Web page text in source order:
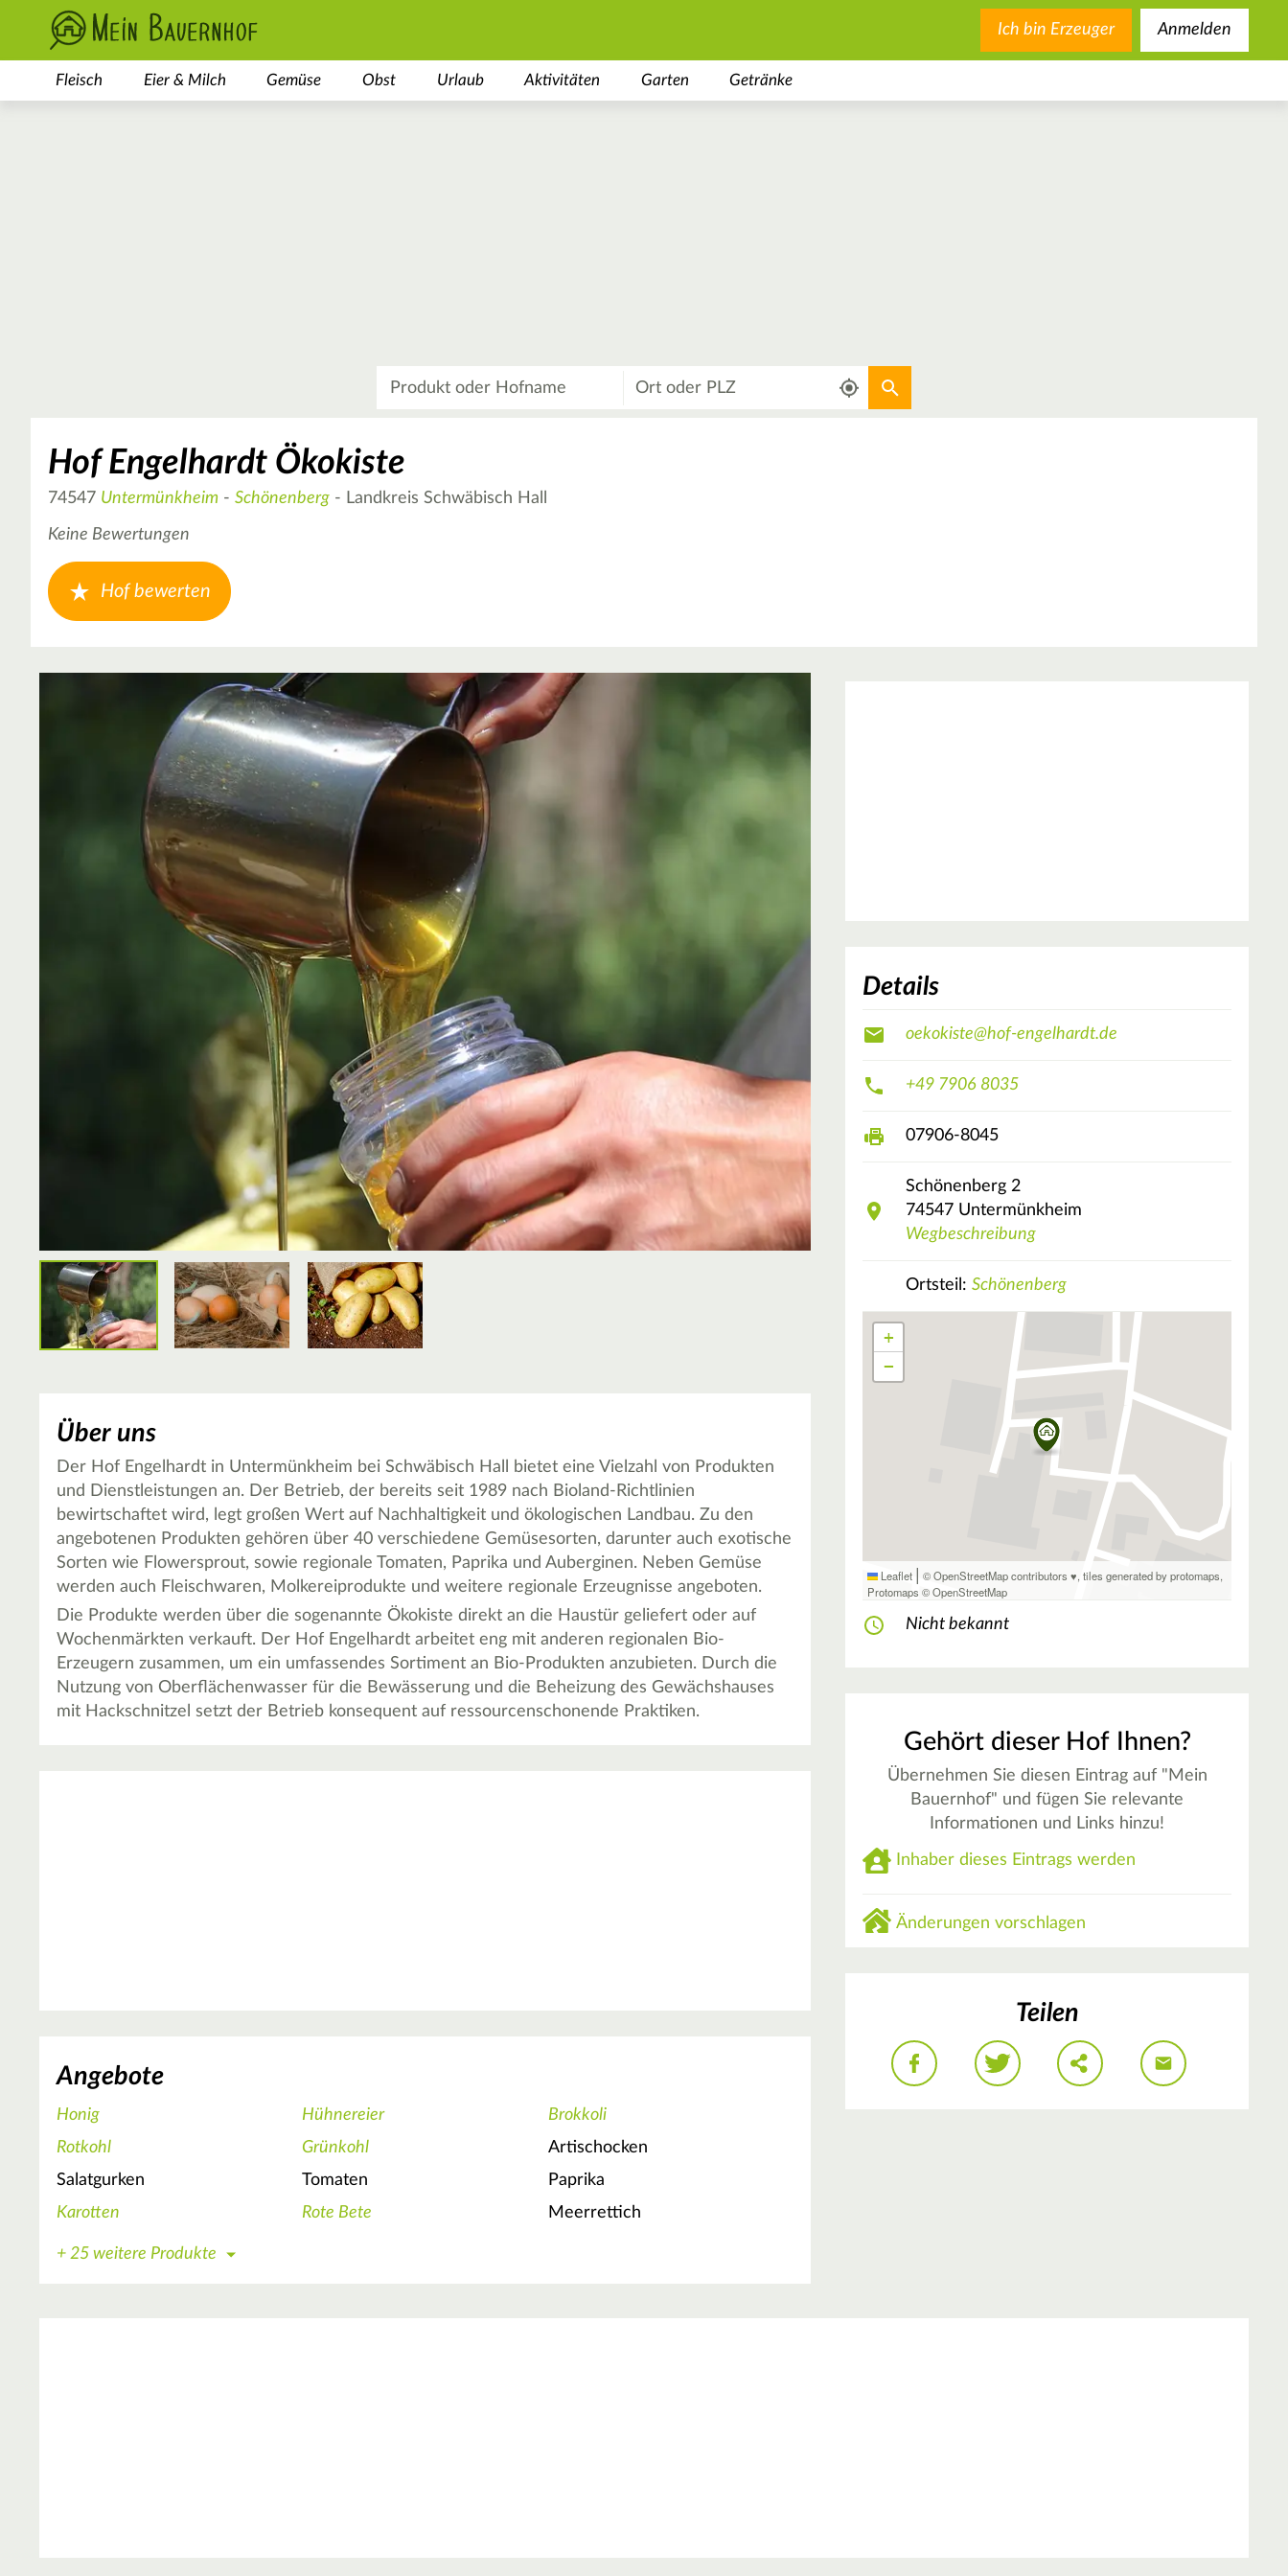
Ich bin Erzeuger Anmelden
Fleisch Eier & Milch Gemüse Obst Urlaub Aktivitäten Garten Getränke
Aktuellen Standort verwenden
Hof Engelhardt Ökokiste
74547 Untermünkheim - Schönenberg - Landkreis Schwäbisch Hall
Keine Bewertungen
Hof bewerten
Über uns
Der Hof Engelhardt in Untermünkheim bei Schwäbisch Hall bietet eine Vielzahl von Produkten
und Dienstleistungen an. Der Betrieb, der bereits seit 1989 nach Bioland-Richtlinien
bewirtschaftet wird, legt großen Wert auf Nachhaltigkeit und ökologischen Landbau. Zu den
angebotenen Produkten gehören über 40 verschiedene Gemüsesorten, darunter auch exotische
Sorten wie Flowersprout, sowie regionale Tomaten, Paprika und Auberginen. Neben Gemüse
werden auch Fleischwaren, Molkereiprodukte und weitere regionale Erzeugnisse angeboten.
Die Produkte werden über die sogenannte Ökokiste direkt an die Haustür geliefert oder auf
Wochenmärkten verkauft. Der Hof Engelhardt arbeitet eng mit anderen regionalen Bio-
Erzeugern zusammen, um ein umfassendes Sortiment an Bio-Produkten anzubieten. Durch die
Nutzung von Oberflächenwasser für die Bewässerung und die Beheizung des Gewächshauses
mit Hackschnitzel setzt der Betrieb konsequent auf ressourcenschonende Praktiken.
Angebote
Honig Hühnereier
Brokkoli
Rotkohl
Grünkohl
Artischocken
Salatgurken
Tomaten
Paprika
Karotten
Rote Bete Meerrettich
+ 25 weitere Produkte
Details
oekokiste@hof-engelhardt.de
+49 7906 8035
07906-8045
Schönenberg 2
74547 Untermünkheim
Wegbeschreibung
Ortsteil: Schönenberg
+
−
Leaflet | © OpenStreetMap contributors ♥,tiles generated by protomaps,
Protomaps ©OpenStreetMap
Nicht bekannt
Gehört dieser Hof Ihnen?
Übernehmen Sie diesen Eintrag auf "Mein
Bauernhof" und fügen Sie relevante
Informationen und Links hinzu!
Inhaber dieses Eintrags werden
Änderungen vorschlagen
Teilen